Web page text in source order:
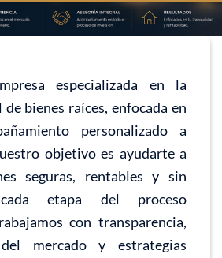
especializada en la
bienes raíces, enfocada en
personalizado a
objetivo es ayudarte a
seguras, rentables y sin
etapa del proceso
con transparencia,
mercado y estrategias